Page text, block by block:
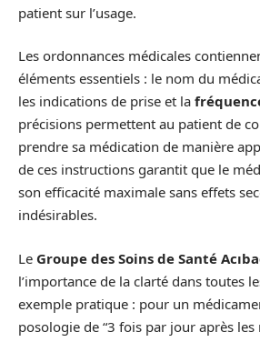
patient sur l’usage.
Les ordonnances médicales
éléments essentiels : le nom du
les indications de prise et la
précisions permettent au patient de
prendre sa médication de manière
de ces instructions garantit que le
son efficacité maximale sans effets
indésirables.
Le Groupe des Soins de Santé
l’importance de la clarté dans toutes
exemple pratique : pour un
posologie de “3 fois par jour après les